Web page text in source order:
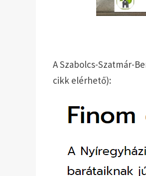
A Szabolcs-Szatmár-
cikk elérhető):